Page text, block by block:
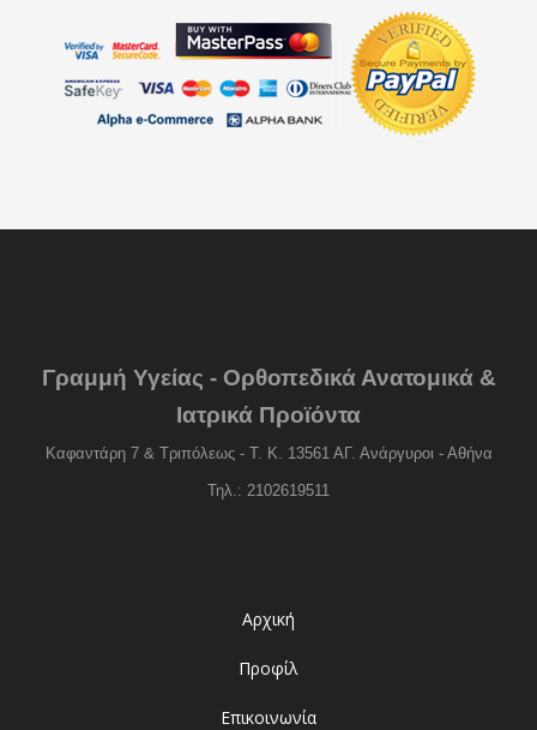
Γραμμή Υγείας - Ορθοπεδικά Ανατομικά &
Ιατρικά Προϊόντα
Καφαντάρη 7 & Τριπόλεως - Τ. Κ. 13561 ΑΓ. Ανάργυροι - Αθήνα
Τηλ.: 2102619511
Αρχική
Προφίλ
Επικοινωνία